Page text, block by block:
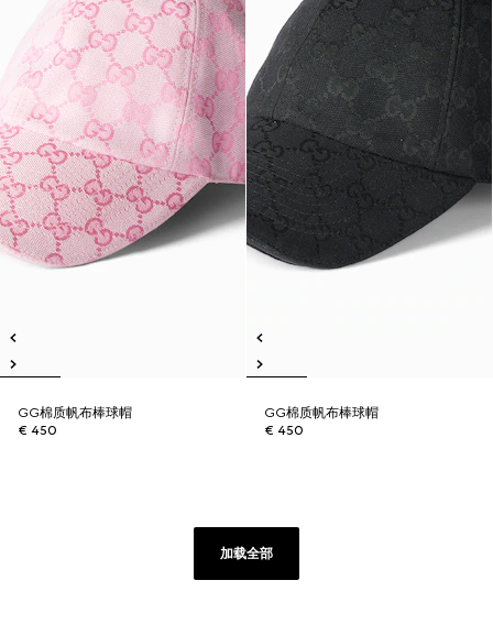
GG棉质帆布棒球帽
€ 450
GG棉质帆布棒球帽
€ 450
加载全部